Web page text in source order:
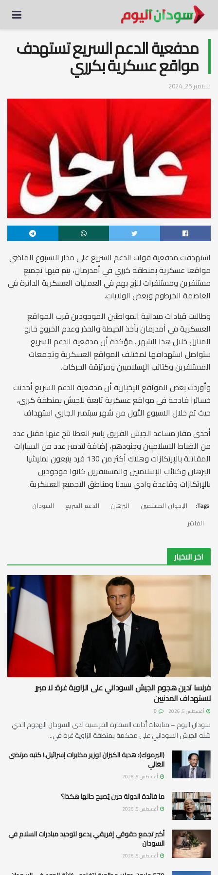
مدفعية الدعم السريع تستهدف
مواقع عسكرية بكرري
سبتمبر 25, 2024
استهدفت مدفعية قوات الدعم السريع على مدار الاسبوع الماضي
مواقعا عسكرية بمنطقة كرري في أمدرمان، يتم فيها تجميع
مستنفرين ومستنفرات للزج بهم في العمليات العسكرية الدائرة في
العاصمة الخرطوم وبعض الولايات.
وطالبت قيادات ميدانية المواطنين الموجودين قرب المواقع
العسكرية في أمدرمان بأخذ الحيطة والحذر وعدم الخروج خارج
المنازل خلال هذا الشهر . مؤكدة أن مدفعية الدعم السريع
ستواصل استهدافها لمختلف المواقع العسكرية وتجمعات
المستنفرين وكتائب الإسلاميين ومرتزقة الحركات.
وأوردت بعض المواقع الإخبارية أن مدفعية الدعم السريع أحدثت
خسائرا فادحة في مواقع عسكرية تابعة للجيش بمنطقة كرري،
حيث تم خلال الاسبوع الأول من شهر سبتمبر الجاري استهداف
أحدى مقار مساعد الجيش الفريق ياسر العطا نتج عنها مقتل عدد
من الضباط الاسلاميين وجنودهم، إضافة لتدمير عدد من السيارات
المقاتلة بالإرتكازات وهلاك أكثر من 130 فرد يتبعون لمليشيا
البرهان وكتائب الإسلاميين والمستنفرين كانوا موجودين
بالإرتكازات وقاعدة وادي سيدنا ومناطق التجميع العسكرية.
Tags: الإخوان المسلمين البرهان الدعم السريع
السودان
الفاشر
اخر الاخبار
فرنسا تدين هجوم الجيش السوداني على الزاوية غرة: لا مبرر
لاستهداف المدنيين
أغسطس 5, 2026
سودان اليوم – متابعات أدانت السفارة الفرنسية لدى السودان الهجوم الذي
شنه الجيش السوداني على محكمة بمنطقة الزاوية غرة في...
(اليرموك): هدية الكيزان لوزير مخابرات إسرائيل.! كتبه مرتضى
الغالي
أغسطس 5, 2026
ما فائدة الدولة حين يُصبح حالها هكذا؟
أغسطس 5, 2026
أكبر تجمع حقوقي إفريقي يدعو لتوحيد مبادرات السلام في
السودان
أغسطس 5, 2026